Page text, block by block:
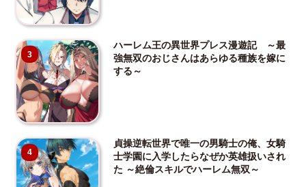
3
ハーレム王の異世界プレス漫遊記 ～最
強無双のおじさんはあらゆる種族を嫁に
する～
4
貞操逆転世界で唯一の男騎士の俺、女騎
士学園に入学したらなぜか英雄扱いされ
た ～絶倫スキルでハーレム無双～